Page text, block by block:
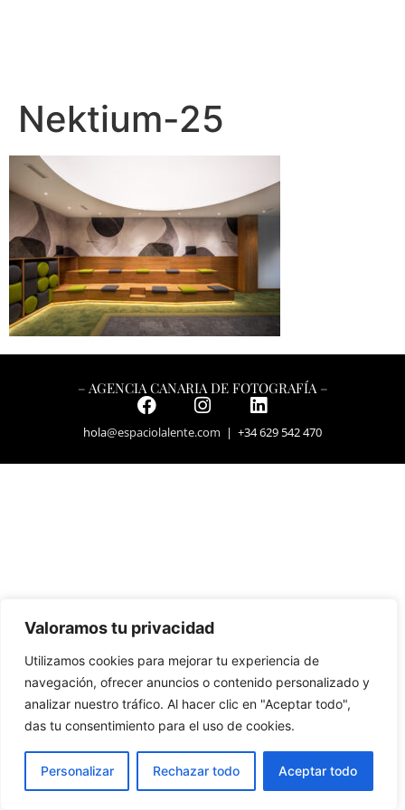
Valoramos tu privacidad
Utilizamos cookies para mejorar tu experiencia de
navegación, ofrecer anuncios o contenido personalizado y
analizar nuestro tráfico. Al hacer clic en "Aceptar todo",
das tu consentimiento para el uso de cookies.
Personalizar Rechazar todo Aceptar todo
Nektium-25
– AGENCIA CANARIA DE FOTOGRAFÍA –
hola@espaciolalente.com | +34 629 542 470